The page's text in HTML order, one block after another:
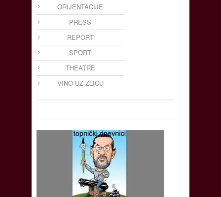
ORIJENTACIJE
PRESS
REPORT
SPORT
THEATRE
VINO UZ ŽLICU